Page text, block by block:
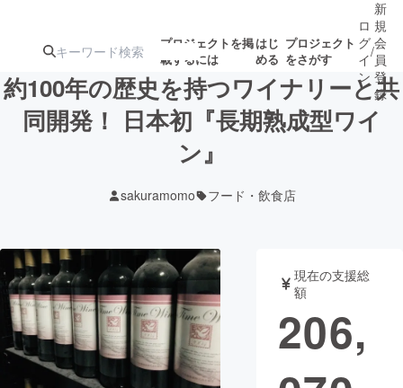
プロジェクトを掲
載するには
はじ
める
プロジェクト
をさがす
注目の新着プロ
テクノロジー・ガジェット
映像・映画 書籍・雑誌
ロ
グ
イ
ン
/
新
規
会
員
登
録
約100年の歴史を持つワイナリーと共
同開発！ 日本初『長期熟成型ワイ
ン』
sakuramomo フード・飲食店
現在の支援総
額
206,